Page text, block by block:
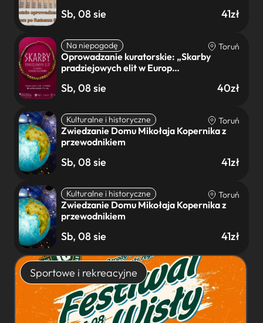
Sb, 08 sie 41zł
Na niepogodę Toruń
Oprowadzanie kuratorskie: „Skarby
pradziejowych elit w Europ…
Sb, 08 sie 40zł
Kulturalne i historyczne Toruń
Zwiedzanie Domu Mikołaja Kopernika z
przewodnikiem
Sb, 08 sie 41zł
Kulturalne i historyczne Toruń
Zwiedzanie Domu Mikołaja Kopernika z
przewodnikiem
Sb, 08 sie 41zł
Sportowe i rekreacyjne